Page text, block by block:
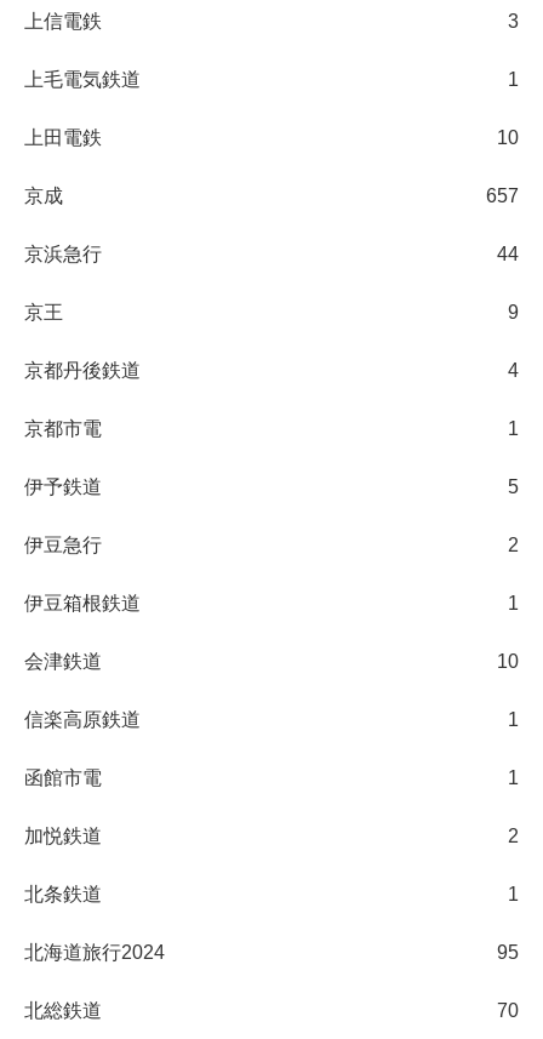
上信電鉄 3
上毛電気鉄道 1
上田電鉄 10
京成 657
京浜急行 44
京王 9
京都丹後鉄道 4
京都市電 1
伊予鉄道 5
伊豆急行 2
伊豆箱根鉄道 1
会津鉄道 10
信楽高原鉄道 1
函館市電 1
加悦鉄道 2
北条鉄道 1
北海道旅行2024 95
北総鉄道 70